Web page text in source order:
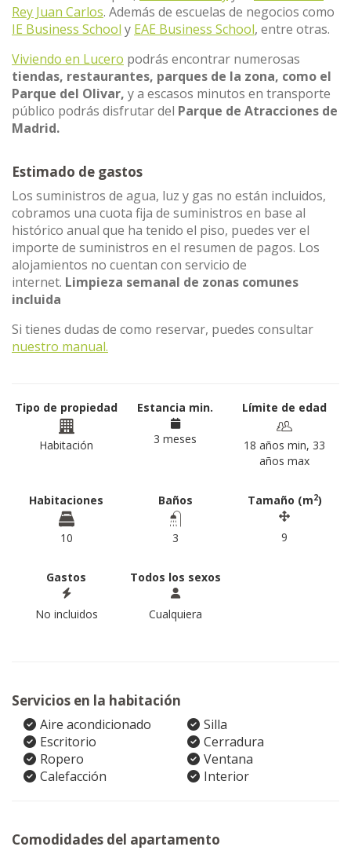
Rey Juan Carlos. Además de escuelas de negocios como
IE Business School y EAE Business School, entre otras.
Viviendo en Lucero podrás encontrar numerosas
tiendas, restaurantes, parques de la zona, como el
Parque del Olivar, y a escasos minutos en transporte
público podrás disfrutar del Parque de Atracciones de
Madrid.
Estimado de gastos
Los suministros de agua, luz y gas no están incluidos,
cobramos una cuota fija de suministros en base al
histórico anual que ha tenido el piso, puedes ver el
importe de suministros en el resumen de pagos. Los
alojamientos no cuentan con servicio de
internet. Limpieza semanal de zonas comunes
incluida
Si tienes dudas de como reservar, puedes consultar
nuestro manual.
Tipo de propiedad
Habitación
Estancia min.
3 meses
Límite de edad
18 años min, 33
años max
Habitaciones
10
Baños
3
Tamaño (m2)
9
Gastos
No incluidos
Todos los sexos
Cualquiera
Servicios en la habitación
Aire acondicionado
Silla
Escritorio
Cerradura
Ropero
Ventana
Calefacción
Interior
Comodidades del apartamento